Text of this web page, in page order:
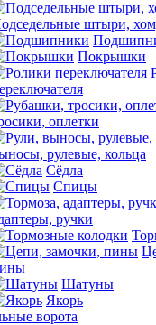
штыри,
Покрышки
оплетки
рулевые, кольца
Сёдла
Спицы
ручки
Шатуны
Якорь
ворота